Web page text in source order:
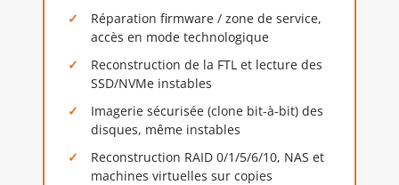
Réparation firmware / zone de service,
accès en mode technologique
Reconstruction de la FTL et lecture des
SSD/NVMe instables
Imagerie sécurisée (clone bit-à-bit) des
disques, même instables
Reconstruction RAID 0/1/5/6/10, NAS et
machines virtuelles sur copies